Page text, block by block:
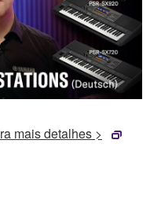
mais detalhes >